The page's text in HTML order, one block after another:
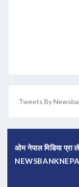
Tweets By
ओम नेपाल मिडिया प्रा